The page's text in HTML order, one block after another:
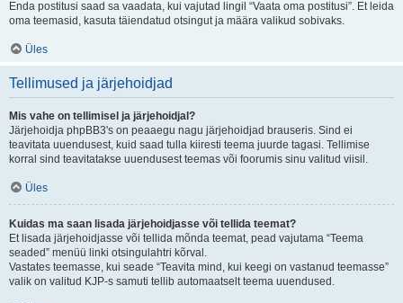
Enda postitusi saad sa vaadata, kui vajutad lingil “Vaata oma postitusi”. Et leida
oma teemasid, kasuta täiendatud otsingut ja määra valikud sobivaks.
Üles
Tellimused ja järjehoidjad
Mis vahe on tellimisel ja järjehoidjal?
Järjehoidja phpBB3's on peaaegu nagu järjehoidjad brauseris. Sind ei
teavitata uuendusest, kuid saad tulla kiiresti teema juurde tagasi. Tellimise
korral sind teavitatakse uuendusest teemas või foorumis sinu valitud viisil.
Üles
Kuidas ma saan lisada järjehoidjasse või tellida teemat?
Et lisada järjehoidjasse või tellida mõnda teemat, pead vajutama “Teema
seaded” menüü linki otsingulahtri kõrval.
Vastates teemasse, kui seade “Teavita mind, kui keegi on vastanud teemasse”
valik on valitud KJP-s samuti tellib automaatselt teema uuendused.